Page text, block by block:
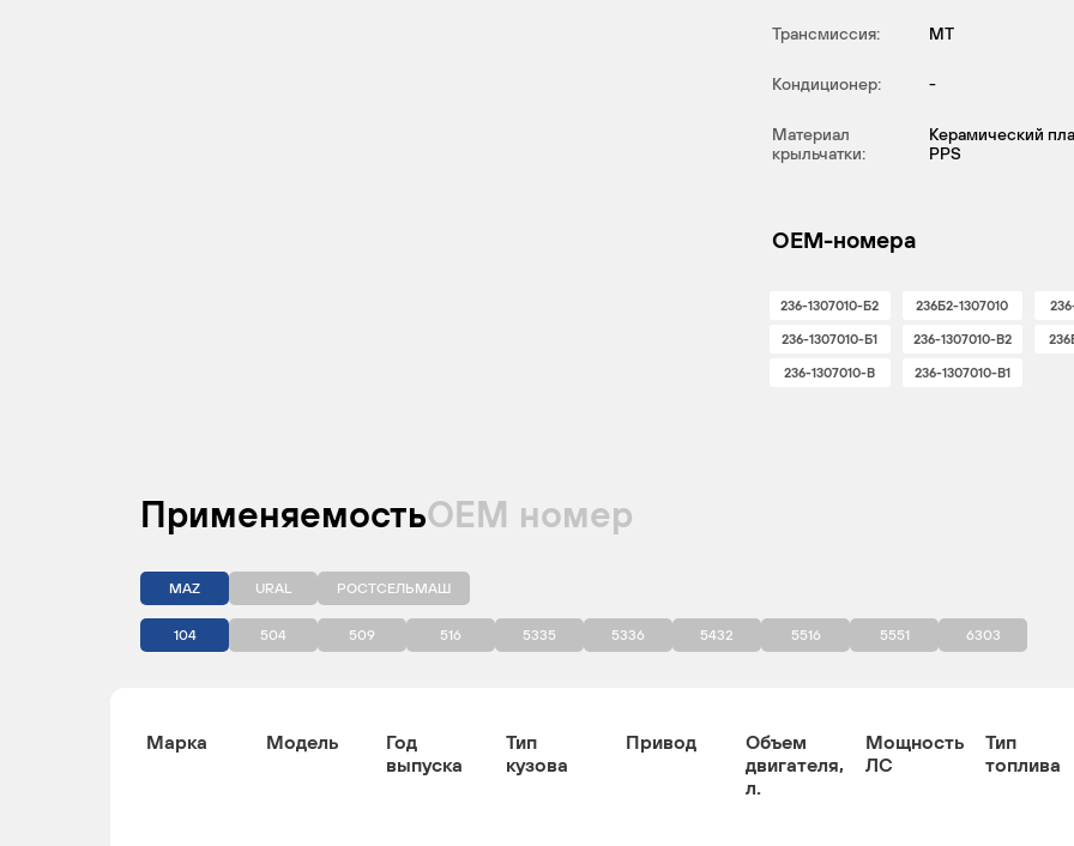
Трансмиссия: MT
Кондиционер: -
Материал
крыльчатки:
Керамический
PPS
OEM-номера
236-1307010-Б2 236Б2-1307010
236-1307010-Б1 236-1307010-B2
236-1307010-B 236-1307010-B1
ПрименяемостьОЕМ номер
MAZ URAL РОСТСЕЛЬМАШ
104 504 509 516 5335 5336 5432 5516 5551 6303
Марка Модель
Год
выпуска
Тип
кузова
Привод
Объем
двигателя,
л.
Мощность
ЛС
Тип
топлива